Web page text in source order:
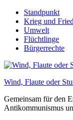
Skip
content
Standpunkt
Krieg und
Umwelt
Flüchtlinge
Bürgerrechte
Wind, Flaute oder
Gemeinsam für den
Antikommunismus